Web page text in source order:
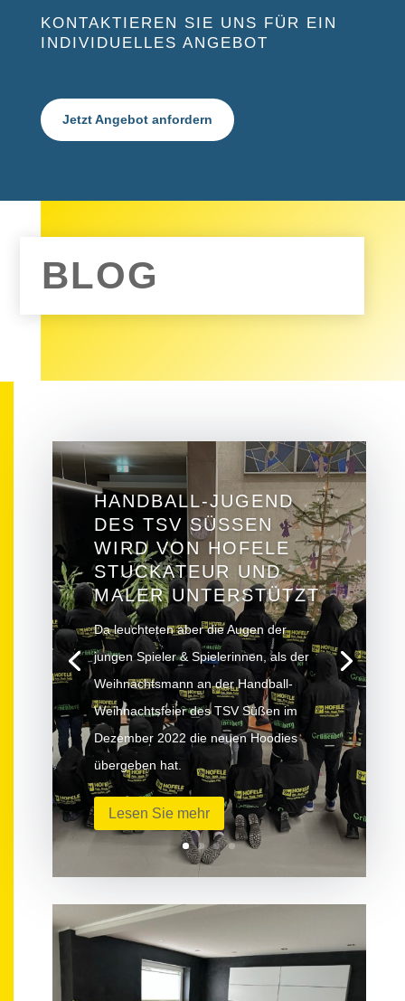
KONTAKTIEREN SIE UNS FÜR EIN
INDIVIDUELLES ANGEBOT
Jetzt Angebot anfordern
BLOG
HANDBALL-JUGEND
DES TSV SÜSSEN
WIRD VON HOFELE
STUCKATEUR UND
MALER UNTERSTÜTZT
Da leuchteten aber die Augen der
jungen Spieler & Spielerinnen, als der
Weihnachtsmann an der Handball-
Weihnachtsfeier des TSV Süßen im
Dezember 2022 die neuen Hoodies
übergeben hat.
Lesen Sie mehr